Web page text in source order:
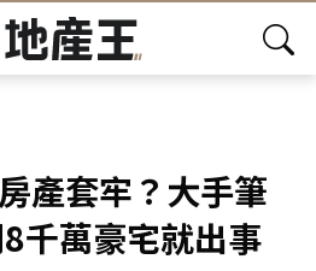
產套牢？大手筆
千萬豪宅就出事